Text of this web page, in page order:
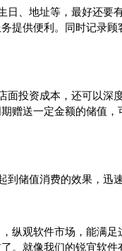
日、地址等，最好还要
提供便利。同时记录
投资成本，还可以深
赠送一定金额的储值
储值消费的效果，迅
纵观软件市场，能满
。就像我们的锐宜软件